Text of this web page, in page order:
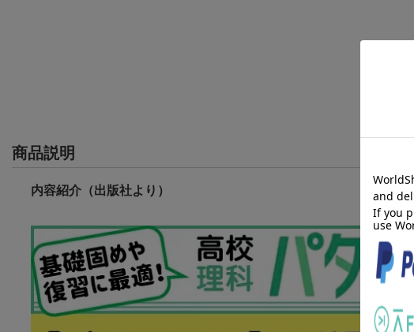
商品説明
内容紹介（出版社より）